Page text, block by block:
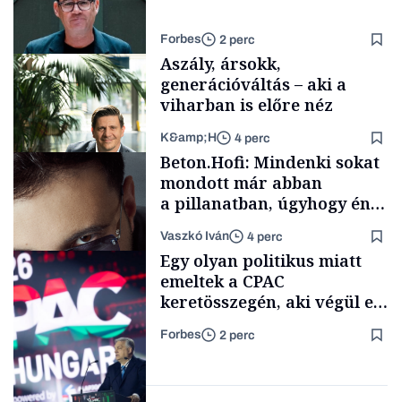
Politika
Forbes 2 perc
TÁMOGATÓI
TARTALOM
Aszály, ársokk,
generációváltás – aki a
viharban is előre néz
K&amp;H 4 perc
Forbes-sztori
Beton.Hofi: Mindenki sokat
mondott már abban
a pillanatban, úgyhogy én
a legsarkosabb
gondolataimat akartam
kimondani
Vaszkó Iván 4 perc
Egy olyan politikus miatt
emeltek a CPAC
keretösszegén, aki végül el
sem jött a Fidesz egyik
kedvenc rendezvényére
Forbes 2 perc